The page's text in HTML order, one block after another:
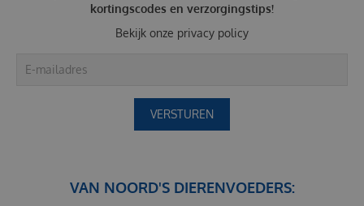
kortingscodes en verzorgingstips!
Bekijk onze privacy policy
VAN NOORD'S DIERENVOEDERS: